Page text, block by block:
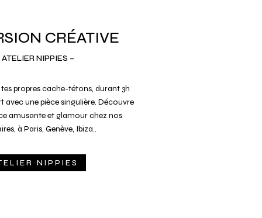
CRÉATIVE
ATELIER NIPPIES –
tes propres cache-tétons, durant 3h
avec une pièce singulière. Découvre
amusante et glamour chez nos
à Paris, Genève, Ibiza..
NIPPIES